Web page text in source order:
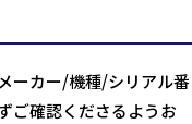
ーカー/機種/シリアル番
ご確認くださるようお